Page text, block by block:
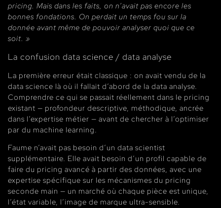
pricing. Mais dans les faits, on n’avait pas encore les
bonnes fondations. On perdait un temps fou sur la
donnée avant même de pouvoir analyser quoi que ce
soit. »
La confusion data science / data analyse
La première erreur était classique : on avait vendu de la
data science là où il fallait d’abord de la data analyse.
Comprendre ce qui se passait réellement dans le pricing
existant — profondeur descriptive, méthodique, ancrée
dans l’expertise métier — avant de chercher à l’optimiser
par du machine learning.
Faume n’avait pas besoin d’un data scientist
supplémentaire. Elle avait besoin d’un profil capable de
faire du pricing avancé à partir des données, avec une
expertise spécifique sur les mécanismes du pricing
seconde main — un marché où chaque pièce est unique,
l’état variable, l’image de marque ultra-sensible.